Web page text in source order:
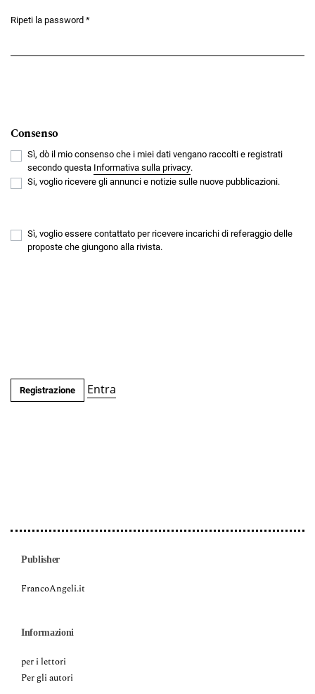
Ripeti la password *
Consenso
Sì, dò il mio consenso che i miei dati vengano raccolti e registrati
secondo questa Informativa sulla privacy.
Si, voglio ricevere gli annunci e notizie sulle nuove pubblicazioni.
Sì, voglio essere contattato per ricevere incarichi di referaggio delle
proposte che giungono alla rivista.
Registrazione Entra
Publisher
FrancoAngeli.it
Informazioni
per i lettori
Per gli autori